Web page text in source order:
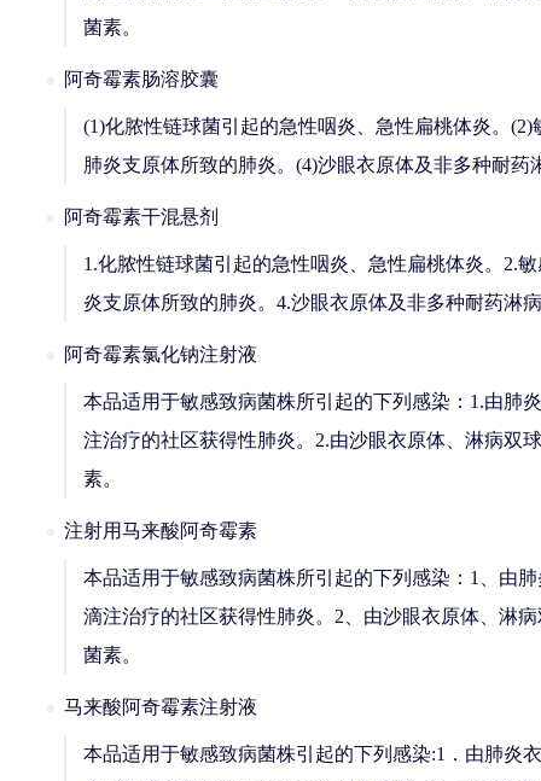
菌素。
阿奇霉素肠溶胶囊
(1)化脓性链球菌引起的急性咽炎、急性扁桃体炎。
肺炎支原体所致的肺炎。(4)沙眼衣原体及非多种耐
阿奇霉素干混悬剂
1.化脓性链球菌引起的急性咽炎、急性扁桃体炎。2.
炎支原体所致的肺炎。4.沙眼衣原体及非多种耐药淋
阿奇霉素氯化钠注射液
本品适用于敏感致病菌株所引起的下列感染：1.由肺
注治疗的社区获得性肺炎。2.由沙眼衣原体、淋病双
素。
注射用马来酸阿奇霉素
本品适用于敏感致病菌株所引起的下列感染：1、由
滴注治疗的社区获得性肺炎。2、由沙眼衣原体、淋
菌素。
马来酸阿奇霉素注射液
本品适用于敏感致病菌株引起的下列感染:1．由肺炎